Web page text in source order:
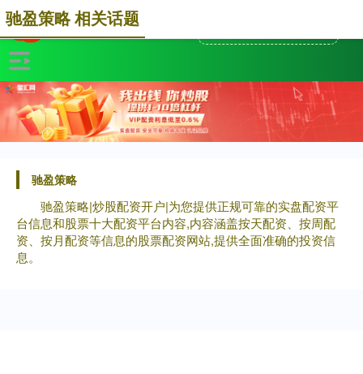
驰盈策略
驰盈策略|炒股配资开户|为您提供正规可靠的实盘配资平
台信息和股票十大配资平台内容,内容涵盖按天配资、按周配
资、按月配资等信息的股票配资网站,提供全面准确的投资信
息。
驰盈策略 相关话题